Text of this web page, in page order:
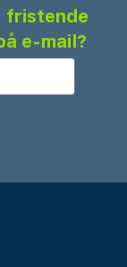
fristende
e-mail?